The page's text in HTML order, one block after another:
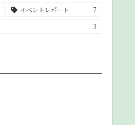
イベントレポート
7
3